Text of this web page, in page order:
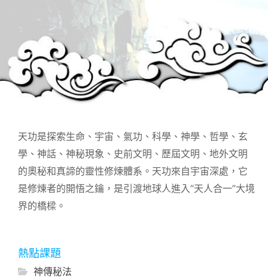
天功是探索生命、宇宙、氣功、科學、神學、哲學、玄
學、神話、神秘現象、史前文明、歷屆文明、地外文明
的奧秘和真諦的靈性修煉體系。天功來自宇宙深處，它
是修煉者的開悟之鑰，是引渡地球人進入“天人合一”大境
界的橋樑。
熱點課題
神傳秘法